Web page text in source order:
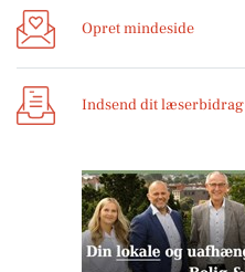
Opret mindeside
Indsend dit læserbidrag